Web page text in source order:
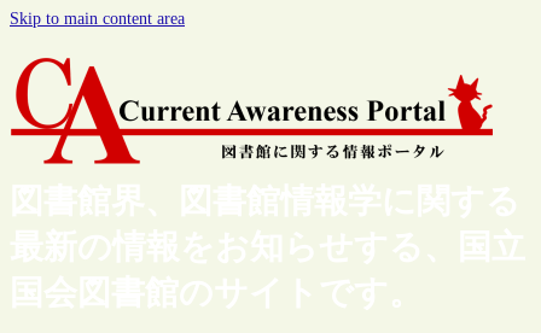
Skip to main content area
図書館界、図書館情報学に関する
最新の情報をお知らせする、国立
国会図書館のサイトです。